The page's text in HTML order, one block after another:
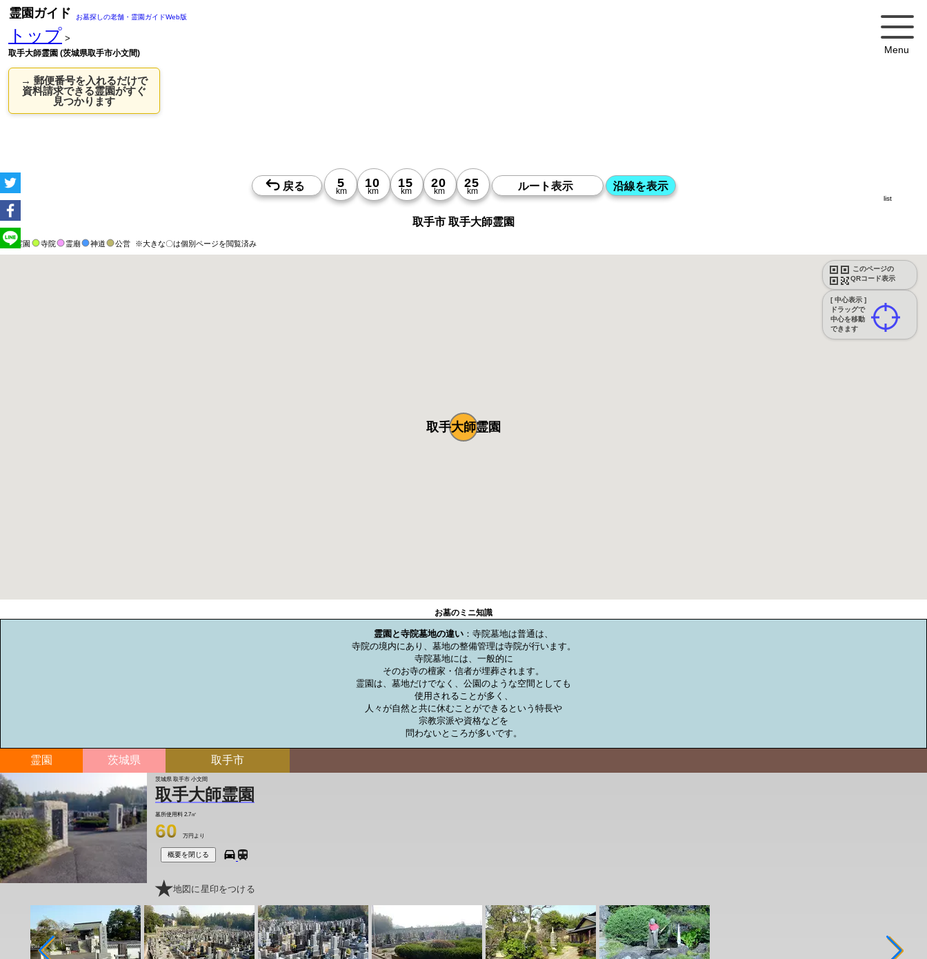
Menu
霊園ガイド お墓探しの老舗・霊園ガイドWeb版
トップ >
取手大師霊園 (茨城県取手市小文間)
→ 郵便番号を入れるだけで
資料請求できる霊園がすぐ
見つかります
取手市 取手大師霊園
霊園 寺院 霊廟 神道 公営 ※大きな〇は個別ページを閲覧済み
このページの
QRコード表示
[ 中心表示 ]
ドラッグで
中心を移動
できます
list
取手大師霊園
お墓のミニ知識
霊園と寺院墓地の違い ：寺院墓地は普通は、
寺院の境内にあり、墓地の整備管理は寺院が行います。
寺院墓地には、一般的に
そのお寺の檀家・信者が埋葬されます。
霊園は、墓地だけでなく、公園のような空間としても
使用されることが多く、
人々が自然と共に休むことができるという特長や
宗教宗派や資格などを
問わないところが多いです。
霊園 茨城県 取手市
茨城県 取手市 小文間
取手大師霊園
墓所使用料 2.7㎡
60 万円より
概要を閉じる
地図に星印をつける